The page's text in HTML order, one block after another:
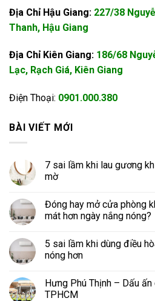
Địa Chỉ Hậu Giang: 227/38
Thanh, Hậu Giang
Địa Chỉ Kiên Giang: 186/68
Lạc, Rạch Giá, Kiên Giang
Điện Thoại: 0901.000.380
BÀI VIẾT MỚI
7 sai lầm khi lau gương
mờ
Đóng hay mở cửa phòng
mát hơn ngày nắng nóng?
5 sai lầm khi dùng điều
nóng hơn
Hưng Phú Thịnh – Dấu
TPHCM